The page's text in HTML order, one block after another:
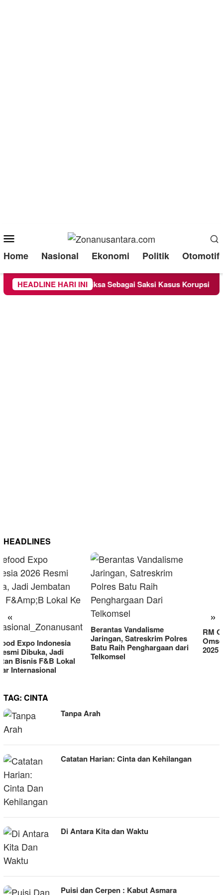
Menu
Home Nasional Ekonomi Politik Otomotif
HEADLINE HARI INI
Chandra Diperiksa Sebagai Saksi Kasus Korupsi Bibit
HEADLINES
« »
Berantas Vandalisme
Jaringan, Satreskrim Polres
Batu Raih Penghargaan dari
Telkomsel
RM OG Alami Kenaikan
Omset di Porprov IX Jatim
2025
TAG: CINTA
Tanpa Arah
Catatan Harian: Cinta dan Kehilangan
Di Antara Kita dan Waktu
Puisi dan Cerpen : Kabut Asmara